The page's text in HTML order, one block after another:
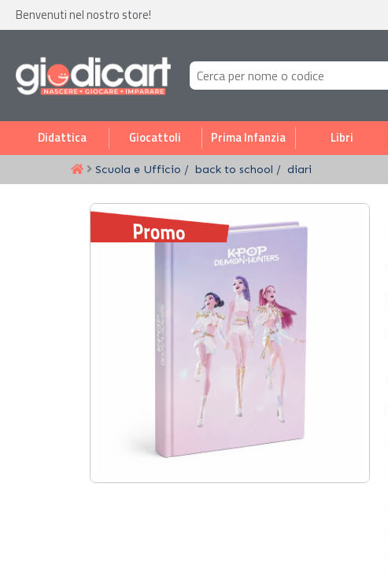
Benvenuti nel nostro store!
Didattica Giocattoli Prima Infanzia Libri
Scuola e Ufficio back to school diari